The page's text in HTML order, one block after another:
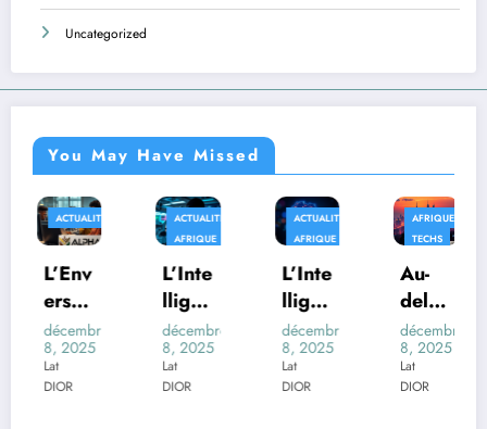
Uncategorized
You May Have Missed
ACTUALITÉS
AFRIQUE
L’Inte
lligen
ce
Artifi
cielle
décembre
8, 2025
DIOR
ACTUALITÉS
AFRIQUE
L’Inte
lligen
ce
Artifi
cielle
décembre
8, 2025
DIOR
AFRIQUE
TECHS
Au-
delà
des
Trans
form
décembre
8, 2025
DIOR
Quan
d la
Fictio
n
Devie
8, 2025
DIOR